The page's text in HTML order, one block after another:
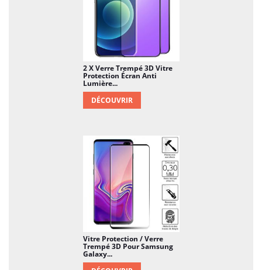
2 X Verre Trempé 3D Vitre
Protection Écran Anti
Lumière...
DÉCOUVRIR
Vitre Protection / Verre
Trempé 3D Pour Samsung
Galaxy...